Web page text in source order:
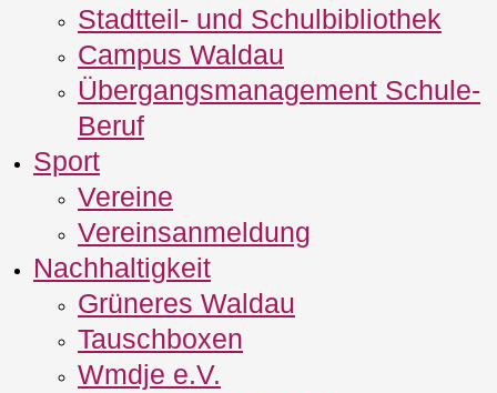
Stadtteil- und Schulbibliothek
Campus Waldau
Übergangsmanagement Schule‐
Beruf
Sport
Vereine
Vereinsanmeldung
Nachhaltigkeit
Grüneres Waldau
Tauschboxen
Wmdje e.V.